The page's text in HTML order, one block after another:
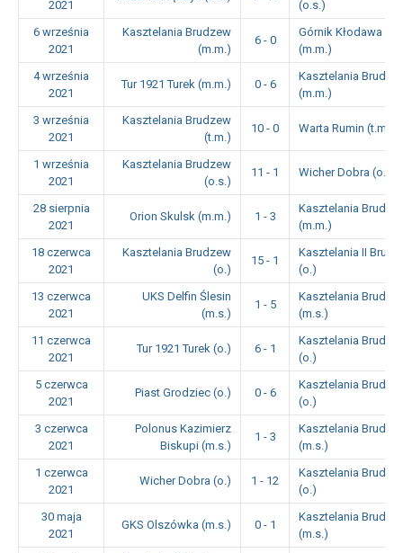
2021
(o.s.)
6 września
2021
Kasztelania Brudzew
(m.m.)
6 - 0
Górnik Kłodawa
(m.m.)
4 września
2021
Tur 1921 Turek (m.m.) 0 - 6
Kasztelania
(m.m.)
3 września
2021
Kasztelania Brudzew
(t.m.)
10 - 0 Warta Rumin (t.m.)
1 września
2021
Kasztelania Brudzew
(o.s.)
11 - 1 Wicher Dobra (o.s.)
28 sierpnia
2021
Orion Skulsk (m.m.) 1 - 3
Kasztelania
(m.m.)
18 czerwca
2021
Kasztelania Brudzew
(o.)
15 - 1
Kasztelania II
(o.)
13 czerwca
2021
UKS Delfin Ślesin
(m.s.)
1 - 5
Kasztelania
(m.s.)
11 czerwca
2021
Tur 1921 Turek (o.) 6 - 1
Kasztelania
(o.)
5 czerwca
2021
Piast Grodziec (o.) 0 - 6
Kasztelania
(o.)
3 czerwca
2021
Polonus Kazimierz
Biskupi (m.s.)
1 - 3
Kasztelania
(m.s.)
1 czerwca
2021
Wicher Dobra (o.) 1 - 12
Kasztelania
(o.)
30 maja
2021
GKS Olszówka (m.s.) 0 - 1
Kasztelania
(m.s.)